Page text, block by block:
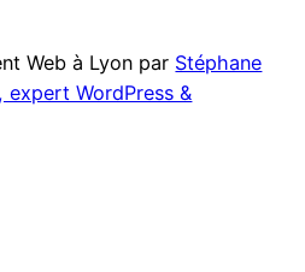
Web à Lyon par Stéphane
WordPress &